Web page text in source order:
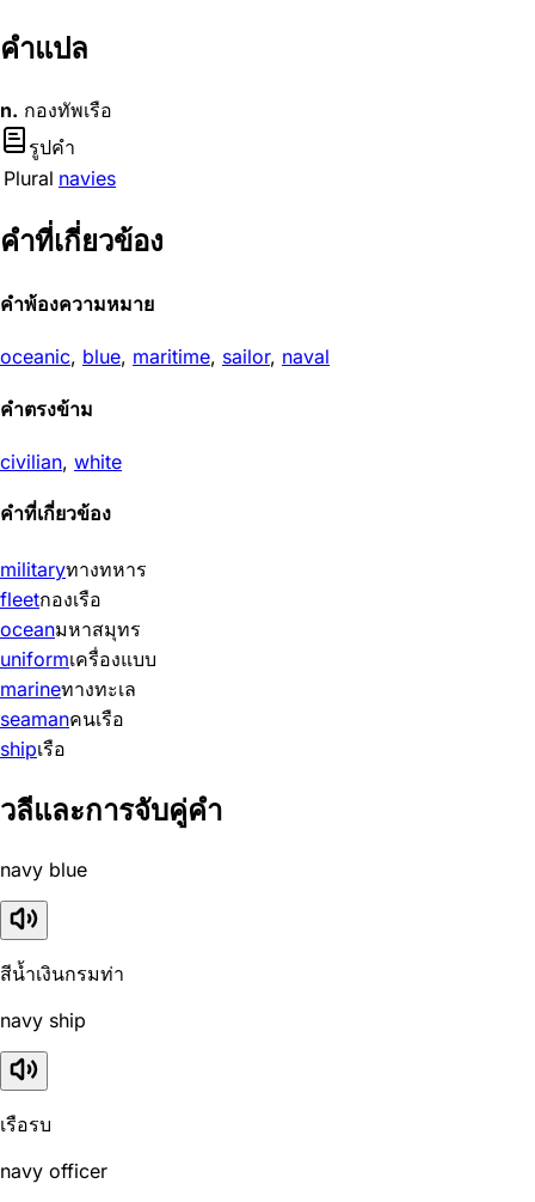
คำแปล
n. กองทัพเรือ
รูปคำ
Plural navies
คำที่เกี่ยวข้อง
คำพ้องความหมาย
oceanic, blue, maritime, sailor, naval
คำตรงข้าม
civilian, white
คำที่เกี่ยวข้อง
militaryทางทหาร
fleetกองเรือ
oceanมหาสมุทร
uniformเครื่องแบบ
marineทางทะเล
seamanคนเรือ
shipเรือ
วลีและการจับคู่คำ
navy blue
สีน้ำเงินกรมท่า
navy ship
เรือรบ
navy officer